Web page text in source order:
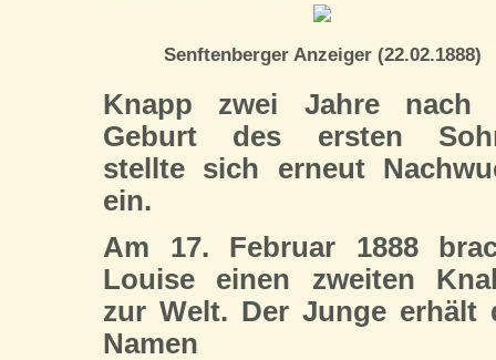
Senftenberger Anzeiger (22.02.1888)
Knapp zwei Jahre nach
Geburt des ersten
stellte sich erneut
ein.
Am 17. Februar 1888
Louise einen zweiten
zur Welt. Der Junge erhält
Namen